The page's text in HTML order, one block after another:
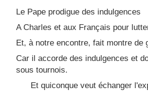
Le Pape prodigue des indulgences
A Charles et aux Français pour
Et, à notre encontre, fait montre de
Car il accorde des indulgences et
sous tournois.
Et quiconque veut échanger